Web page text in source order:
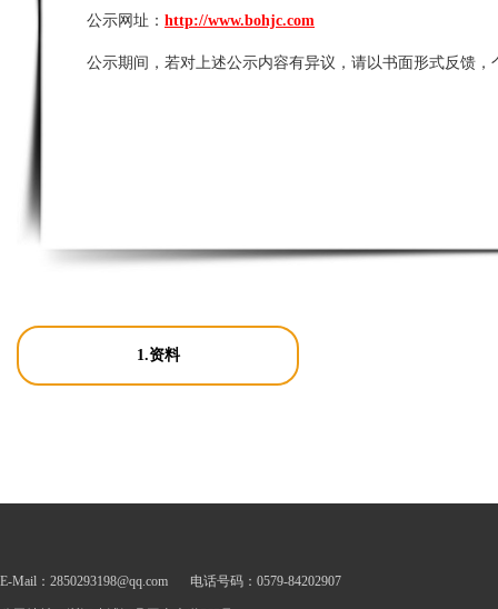
公示网址： http://www.bohjc.com
公示期间，若对上述公示内容有异议，请以书面形式反馈，
1.资料
E-Mail：2850293198@qq.com 电话号码：0579-84202907